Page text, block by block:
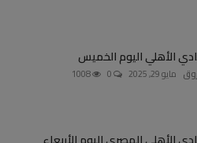
الأهلي اليوم الخميس
مايو 29, 2025